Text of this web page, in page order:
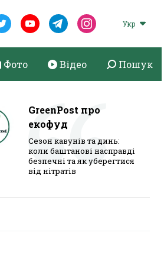
Укр
Фото Відео Пошук
GreenPost про
екофуд
Сезон кавунів та динь:
коли баштанові насправді
безпечні та як уберегтися
від нітратів